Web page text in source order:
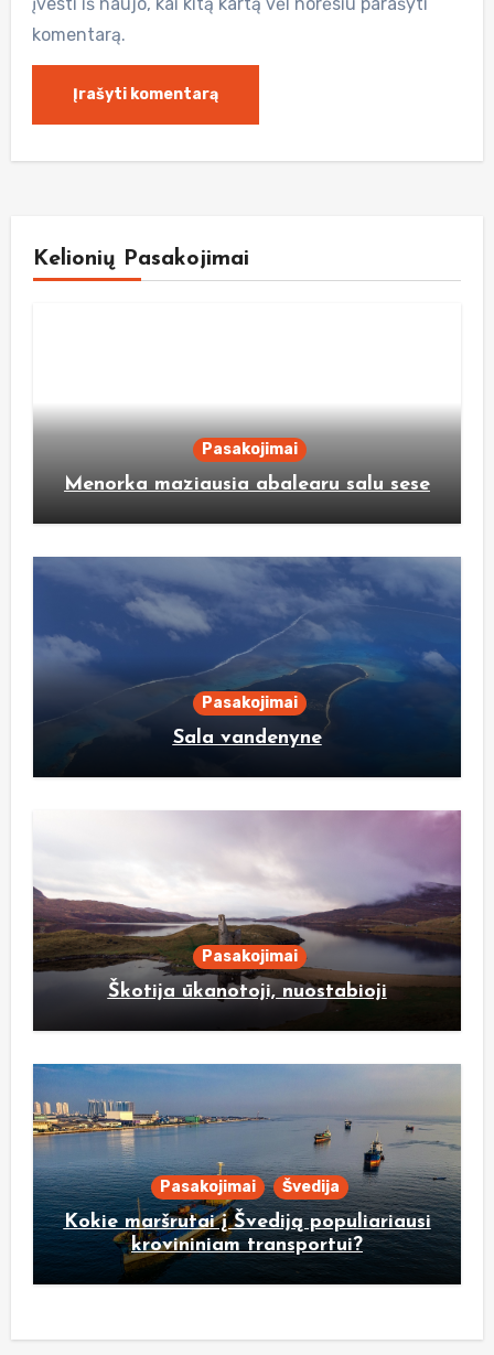
komentarą.
Kelionių Pasakojimai
Pasakojimai
Menorka maziausia abalearu salu sese
Pasakojimai
Sala vandenyne
Pasakojimai
Škotija ūkanotoji, nuostabioji
Pasakojimai Švedija
Kokie maršrutai į Švediją populiariausi
krovininiam transportui?